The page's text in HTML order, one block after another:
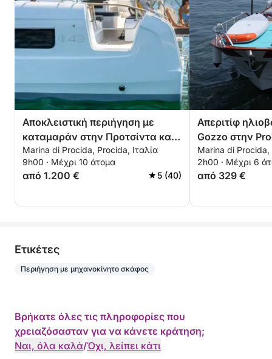
Αποκλειστική περιήγηση με
καταμαράν στην Προτσίντα και
την Ίσκια
Marina di Procida, Procida, Ιταλία
9h00 · Μέχρι 10 άτομα
από 1.200 € 5 (40)
Απεριτίφ
Gozzo στην
Ηλιοβασίλεμα
Marina di Procida,
2h00 · Μέχρι 6
από 329 €
Eτικέτες
Περιήγηση με μηχανοκίνητο σκάφος
Βρήκατε όλες τις πληροφορίες που
χρειαζόσασταν για να κάνετε κράτηση;
Ναι, όλα καλά/Όχι, λείπει κάτι